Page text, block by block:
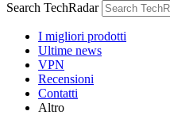
Search TechRadar
I migliori prodotti
Ultime news
VPN
Recensioni
Contatti
Altro